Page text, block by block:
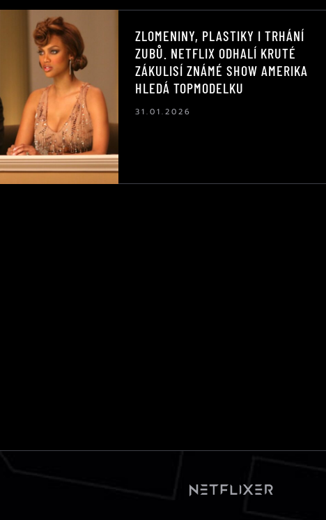
ZLOMENINY, PLASTIKY I TRHÁNÍ
ZUBŮ. NETFLIX ODHALÍ KRUTÉ
ZÁKULISÍ ZNÁMÉ SHOW AMERIKA
HLEDÁ TOPMODELKU
31.01.2026